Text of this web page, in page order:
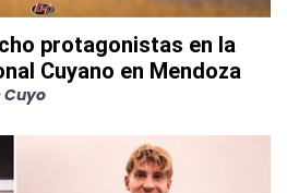
protagonistas en la
Cuyano en Mendoza
Cuyo